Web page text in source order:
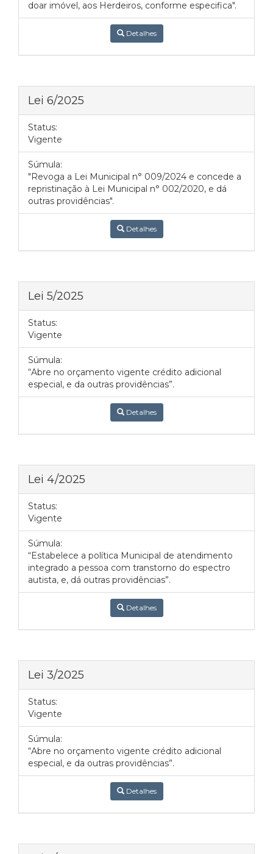
doar imóvel, aos Herdeiros, conforme especifica".
Detalhes
Lei 6/2025
Status:
Vigente
Súmula:
"Revoga a Lei Municipal n° 009/2024 e concede a
repristinação à Lei Municipal n° 002/2020, e dá
outras providências".
Detalhes
Lei 5/2025
Status:
Vigente
Súmula:
“Abre no orçamento vigente crédito adicional
especial, e da outras providências”.
Detalhes
Lei 4/2025
Status:
Vigente
Súmula:
“Estabelece a política Municipal de atendimento
integrado a pessoa com transtorno do espectro
autista, e, dá outras providências”.
Detalhes
Lei 3/2025
Status:
Vigente
Súmula:
“Abre no orçamento vigente crédito adicional
especial, e da outras providências”.
Detalhes